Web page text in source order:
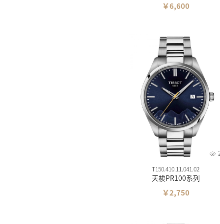
￥6,600
T150.410.11.041.02
天梭PR100系列
￥2,750